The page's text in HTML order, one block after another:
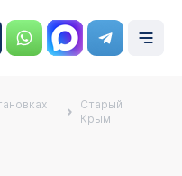
Старый
Крым